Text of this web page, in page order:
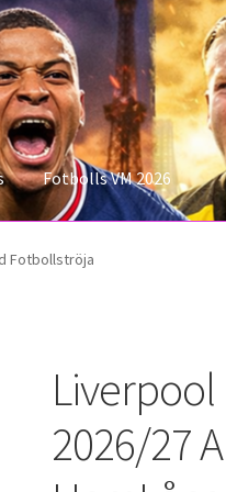
Fotbolls VM 2026
Fotbollströja
2026/27